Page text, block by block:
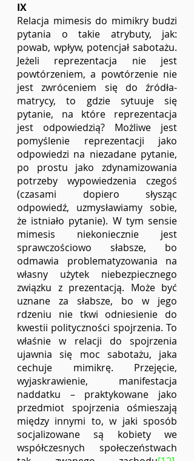
IX
Relacja mimesis do mimikry budzi
pytania o takie atrybuty, jak:
powab, wpływ, potencjał sabotażu.
Jeżeli reprezentacja nie jest
powtórzeniem, a powtórzenie nie
jest zwróceniem się do źródła-
matrycy, to gdzie sytuuje się
pytanie, na które reprezentacja
jest odpowiedzią? Możliwe jest
pomyślenie reprezentacji jako
odpowiedzi na niezadane pytanie,
po prostu jako zdynamizowania
potrzeby wypowiedzenia czegoś
(czasami dopiero słysząc
odpowiedź, uzmysławiamy sobie,
że istniało pytanie). W tym sensie
mimesis niekoniecznie jest
sprawczościowo słabsze, bo
odmawia problematyzowania na
własny użytek niebezpiecznego
związku z prezentacją. Może być
uznane za słabsze, bo w jego
rdzeniu nie tkwi odniesienie do
kwestii polityczności spojrzenia. To
właśnie w relacji do spojrzenia
ujawnia się moc sabotażu, jaka
cechuje mimikrę. Przejęcie,
wyjaskrawienie, manifestacja
naddatku – praktykowane jako
przedmiot spojrzenia ośmieszają
między innymi to, w jaki sposób
socjalizowane są kobiety we
współczesnych społeczeństwach